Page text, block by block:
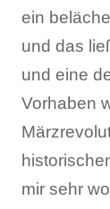
ein
und das
und eine
Vorhaben
mir sehr